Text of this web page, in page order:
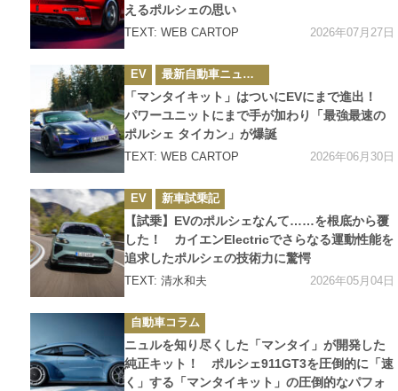
えるポルシェの思い
TEXT: WEB CARTOP 2026年07月27日
カ
テ
ゴ
リ
ー
EV 最新自動車ニュース
「マンタイキット」はついにEVにまで進出！
パワーユニットにまで手が加わり「最強最速の
ポルシェ タイカン」が爆誕
TEXT: WEB CARTOP 2026年06月30日
カ
テ
ゴ
リ
ー
EV 新車試乗記
【試乗】EVのポルシェなんて……を根底から覆
した！ カイエンElectricでさらなる運動性能を
追求したポルシェの技術力に驚愕
TEXT: 清水和夫 2026年05月04日
カ
テ
ゴ
リ
ー
自動車コラム
ニュルを知り尽くした「マンタイ」が開発した
純正キット！ ポルシェ911GT3を圧倒的に「速
く」する「マンタイキット」の圧倒的なパフォ